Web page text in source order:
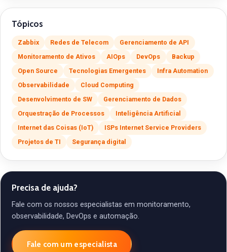
Tópicos
Zabbix Redes de Telecom
Gerenciamento de API
Monitoramento de Ativos
AIOps DevOps
Backup
Open Source
Tecnologias Emergentes
Infra Automation
Observabilidade
Cloud Computing
Desenvolvimento de SW
Gerenciamento de Dados
Orquestração de Processos
Inteligência Artificial
Internet das Coisas (IoT)
ISPs Internet Service Providers
Projetos de TI
Segurança digital
Precisa de ajuda?
Fale com os nossos especialistas em monitoramento,
observabilidade, DevOps e automação.
Fale com um especialista